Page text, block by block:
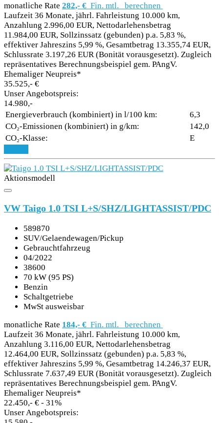
monatliche Rate 282,- € Fin. mtl.
berechnen
Laufzeit 36 Monate, jährl. Fahrleistung 10.000 km,
Anzahlung 2.996,00 EUR, Nettodarlehensbetrag
11.984,00 EUR, Sollzinssatz (gebunden) p.a. 5,83 %,
effektiver Jahreszins 5,99 %, Gesamtbetrag 13.355,74 EUR,
Schlussrate 3.197,26 EUR (Bonität vorausgesetzt). Zugleich
repräsentatives Berechnungsbeispiel gem. PAngV.
Ehemaliger Neupreis*
35.525,- €
Unser Angebotspreis:
14.980,-
Energieverbrauch (kombiniert) in l/100 km:
6,3
CO₂-Emissionen (kombiniert) in g/km:
142,0
CO₂-Klasse:
E
Aktionsmodell
VW Taigo 1.0 TSI L+S/SHZ/LIGHTASSIST/PDC
589870
SUV/Gelaendewagen/Pickup
Gebrauchtfahrzeug
04/2022
38600
70 kW (95 PS)
Benzin
Schaltgetriebe
MwSt ausweisbar
monatliche Rate 184,- € Fin. mtl.
berechnen
Laufzeit 36 Monate, jährl. Fahrleistung 10.000 km,
Anzahlung 3.116,00 EUR, Nettodarlehensbetrag
12.464,00 EUR, Sollzinssatz (gebunden) p.a. 5,83 %,
effektiver Jahreszins 5,99 %, Gesamtbetrag 14.246,37 EUR,
Schlussrate 7.637,49 EUR (Bonität vorausgesetzt). Zugleich
repräsentatives Berechnungsbeispiel gem. PAngV.
Ehemaliger Neupreis*
22.450,- € - 31%
Unser Angebotspreis: